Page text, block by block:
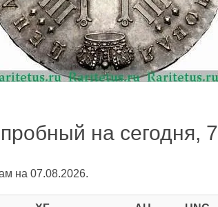
на сегодня, 7
на 07.08.2026.